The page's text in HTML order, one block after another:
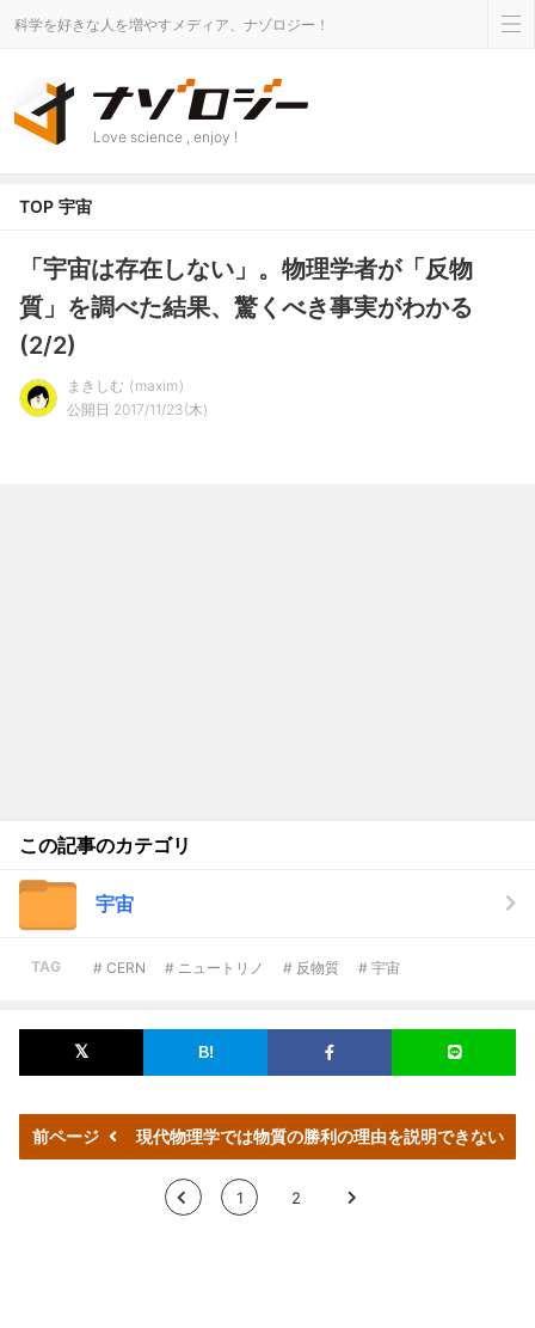
科学を好きな人を増やすメディア、ナゾロジー！
Love science , enjoy !
TOP 宇宙
「宇宙は存在しない」。物理学者が「反物
質」を調べた結果、驚くべき事実がわかる
(2/2)
まきしむ
maxim
公開日 2017/11/23(木)
この記事のカテゴリ
宇宙
TAG # CERN # ニュートリノ # 反物質 # 宇宙
前ページ 現代物理学では物質の勝利の理由を説明できない
< 1 2 >